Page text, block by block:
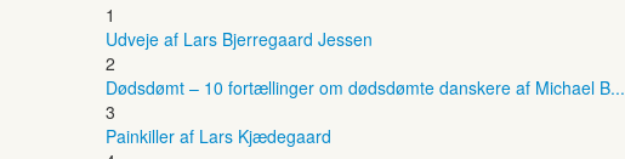
1
Udveje af Lars Bjerregaard Jessen
2
Dødsdømt – 10 fortællinger om dødsdømte danskere af Michael B...
3
Painkiller af Lars Kjædegaard